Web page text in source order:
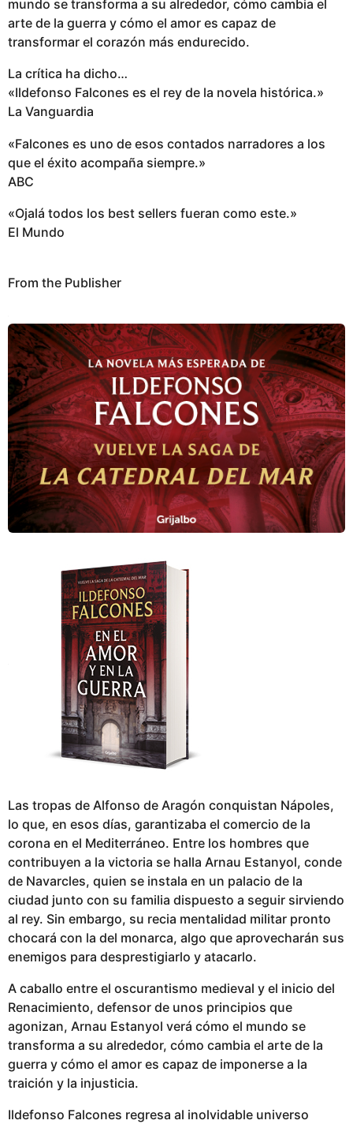
mundo se transforma a su alrededor, cómo cambia el
arte de la guerra y cómo el amor es capaz de
transformar el corazón más endurecido.
La crítica ha dicho…
«Ildefonso Falcones es el rey de la novela histórica.»
La Vanguardia
«Falcones es uno de esos contados narradores a los
que el éxito acompaña siempre.»
ABC
«Ojalá todos los best sellers fueran como este.»
El Mundo
From the Publisher
Las tropas de Alfonso de Aragón conquistan Nápoles,
lo que, en esos días, garantizaba el comercio de la
corona en el Mediterráneo. Entre los hombres que
contribuyen a la victoria se halla Arnau Estanyol, conde
de Navarcles, quien se instala en un palacio de la
ciudad junto con su familia dispuesto a seguir sirviendo
al rey. Sin embargo, su recia mentalidad militar pronto
chocará con la del monarca, algo que aprovecharán sus
enemigos para desprestigiarlo y atacarlo.
A caballo entre el oscurantismo medieval y el inicio del
Renacimiento, defensor de unos principios que
agonizan, Arnau Estanyol verá cómo el mundo se
transforma a su alrededor, cómo cambia el arte de la
guerra y cómo el amor es capaz de imponerse a la
traición y la injusticia.
Ildefonso Falcones regresa al inolvidable universo